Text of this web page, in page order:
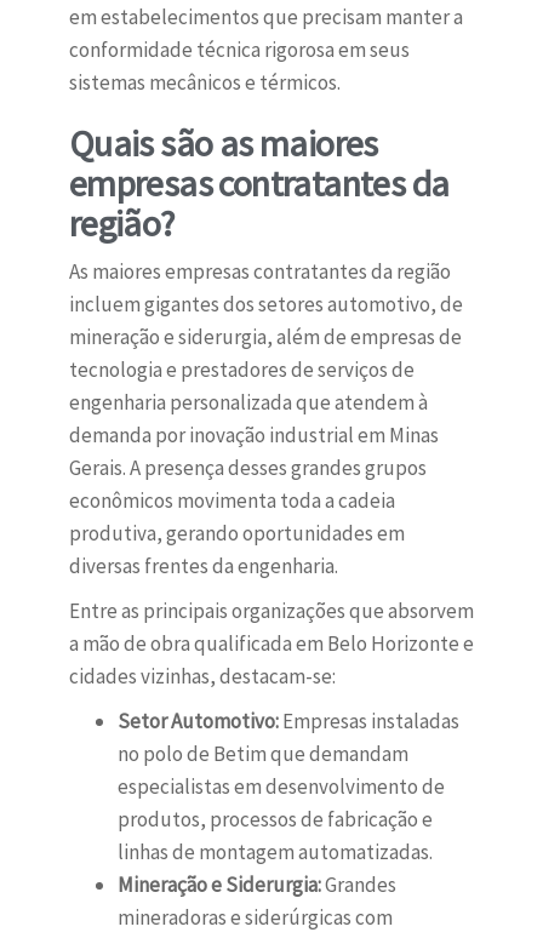
em estabelecimentos que precisam manter a
conformidade técnica rigorosa em seus
sistemas mecânicos e térmicos.
Quais são as maiores
empresas contratantes da
região?
As maiores empresas contratantes da região
incluem gigantes dos setores automotivo, de
mineração e siderurgia, além de empresas de
tecnologia e prestadores de serviços de
engenharia personalizada que atendem à
demanda por inovação industrial em Minas
Gerais. A presença desses grandes grupos
econômicos movimenta toda a cadeia
produtiva, gerando oportunidades em
diversas frentes da engenharia.
Entre as principais organizações que absorvem
a mão de obra qualificada em Belo Horizonte e
cidades vizinhas, destacam-se:
Setor Automotivo:Empresas instaladas
no polo de Betim que demandam
especialistas em desenvolvimento de
produtos, processos de fabricação e
linhas de montagem automatizadas.
Mineração e Siderurgia:Grandes
mineradoras e siderúrgicas com